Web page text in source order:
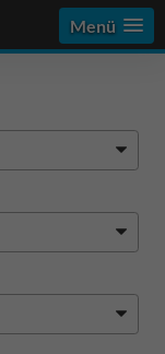
Menü